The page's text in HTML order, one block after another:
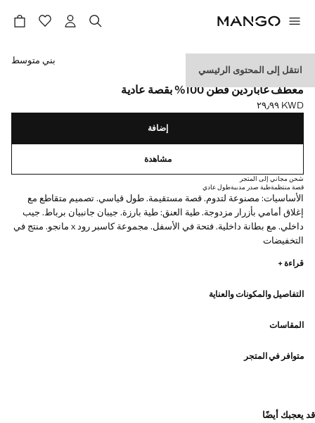
انتقل إلى المحتوى الرئيسي
ESSENTIALS
معطف غاباردين قطن 100% بقصة عادية
السعر الحالي [KWD ٢٩٫٩٩ ]
KWD ٢٩٫٩٩
حدد اللون
بني متوسط
إضافة
مشاهدة
شحن مجاني إلى المتجر
قصة منتظمةطية صدر مدببةطول عادي
الأساسيات: مصنوعة لتدوم. قصة مستقيمة. طول قياسي. تصميم متقاطع مع
إغلاق أمامي بأزرار مزدوجة. طية العنق: طية بارزة. جيبان جانبيان برباط. جيب
داخلي. مع بطانة داخلية. فتحة في الأسفل. مجموعة كاسبر رود x مانجو. منتج في
التخفيضات
الأساسيات: مصممة لتدوم. لقد عززنا متطلبات الجودة لدينا بإضافة اختبارات
أنها متنوعة وذات طابع كلاسيكي
قراءة +
التفاصيل والمكونات والعناية
المقاسات
متوافر في المتجر
قد يعجبك أيضًا